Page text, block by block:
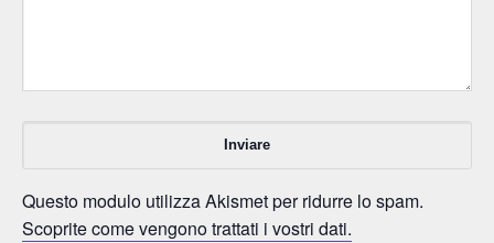
Questo modulo utilizza Akismet per ridurre lo spam.
Scoprite come vengono trattati i vostri dati.